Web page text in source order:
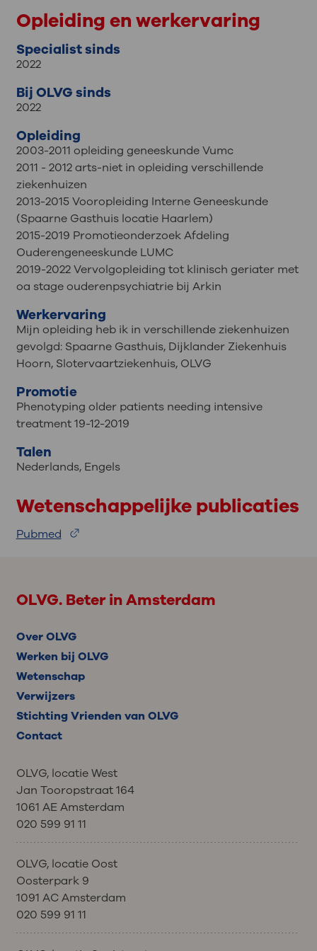
Opleiding en werkervaring
Specialist sinds
2022
Bij OLVG sinds
2022
Opleiding
2003-2011 opleiding geneeskunde Vumc
2011 - 2012 arts-niet in opleiding verschillende
ziekenhuizen
2013-2015 Vooropleiding Interne Geneeskunde
(Spaarne Gasthuis locatie Haarlem)
2015-2019 Promotieonderzoek Afdeling
Ouderengeneeskunde LUMC
2019-2022 Vervolgopleiding tot klinisch geriater met
oa stage ouderenpsychiatrie bij Arkin
Werkervaring
Mijn opleiding heb ik in verschillende ziekenhuizen
gevolgd: Spaarne Gasthuis, Dijklander Ziekenhuis
Hoorn, Slotervaartziekenhuis, OLVG
Promotie
Phenotyping older patients needing intensive
treatment 19-12-2019
Talen
Nederlands,Engels
Wetenschappelijke publicaties
Pubmed
OLVG. Beter in Amsterdam
Over OLVG
Werken bij OLVG
Wetenschap
Verwijzers
Stichting Vrienden van OLVG
Contact
OLVG, locatie West
Jan Tooropstraat 164
1061 AE Amsterdam
020 599 91 11
OLVG, locatie Oost
Oosterpark 9
1091 AC Amsterdam
020 599 91 11